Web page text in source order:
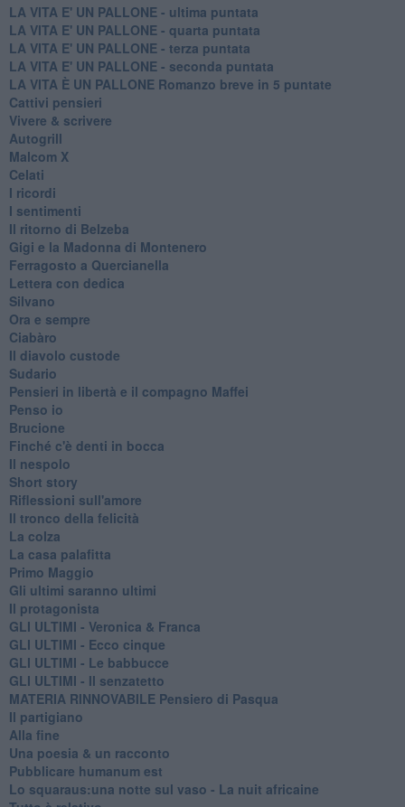
LA VITA E' UN PALLONE - ultima puntata
LA VITA E' UN PALLONE - quarta puntata
LA VITA E' UN PALLONE - terza puntata
LA VITA E' UN PALLONE - seconda puntata
LA VITA È UN PALLONE Romanzo breve in 5 puntate
Cattivi pensieri
Vivere & scrivere
Autogrill
Malcom X
Celati
I ricordi
I sentimenti
Il ritorno di Belzeba
Gigi e la Madonna di Montenero
Ferragosto a Quercianella
Lettera con dedica
Silvano
Ora e sempre
Ciabàro
Il diavolo custode
Sudario
Pensieri in libertà e il compagno Maffei
Penso io
Brucione
Finché c'è denti in bocca
Il nespolo
Short story
Riflessioni sull'amore
Il tronco della felicità
La colza
La casa palafitta
Primo Maggio
Gli ultimi saranno ultimi
Il protagonista
GLI ULTIMI - Veronica & Franca
GLI ULTIMI - Ecco cinque
GLI ULTIMI - Le babbucce
GLI ULTIMI - Il senzatetto
MATERIA RINNOVABILE Pensiero di Pasqua
Il partigiano
Alla fine
Una poesia & un racconto
Pubblicare humanum est
Lo squaraus:una notte sul vaso - La nuit africaine